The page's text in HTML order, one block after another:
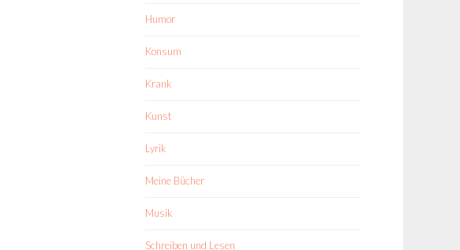
Humor
Konsum
Krank
Kunst
Lyrik
Meine Bücher
Musik
Schreiben und Lesen